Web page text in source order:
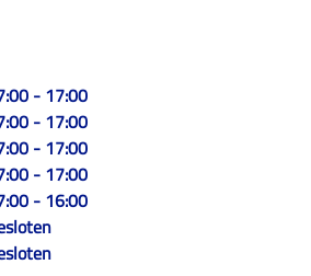
- 17:00
- 17:00
- 17:00
- 17:00
- 16:00